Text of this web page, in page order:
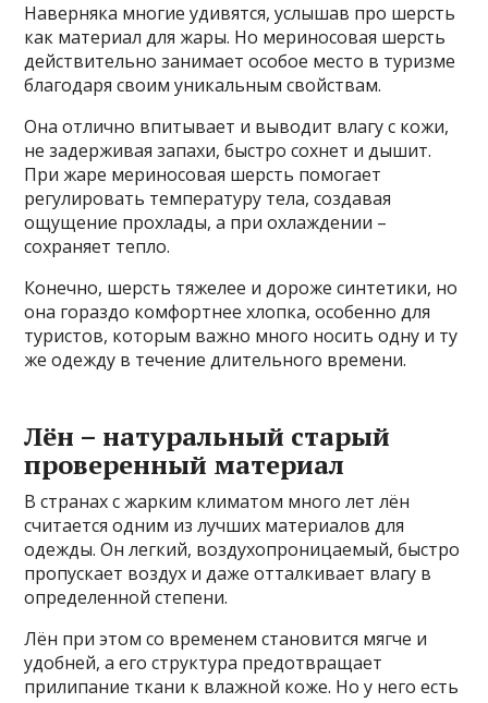
Наверняка многие удивятся, услышав про шерсть
как материал для жары. Но мериносовая шерсть
действительно занимает особое место в туризме
благодаря своим уникальным свойствам.
Она отлично впитывает и выводит влагу с кожи,
не задерживая запахи, быстро сохнет и дышит.
При жаре мериносовая шерсть помогает
регулировать температуру тела, создавая
ощущение прохлады, а при охлаждении –
сохраняет тепло.
Конечно, шерсть тяжелее и дороже синтетики, но
она гораздо комфортнее хлопка, особенно для
туристов, которым важно много носить одну и ту
же одежду в течение длительного времени.
Лён – натуральный старый
проверенный материал
В странах с жарким климатом много лет лён
считается одним из лучших материалов для
одежды. Он легкий, воздухопроницаемый, быстро
пропускает воздух и даже отталкивает влагу в
определенной степени.
Лён при этом со временем становится мягче и
удобней, а его структура предотвращает
прилипание ткани к влажной коже. Но у него есть